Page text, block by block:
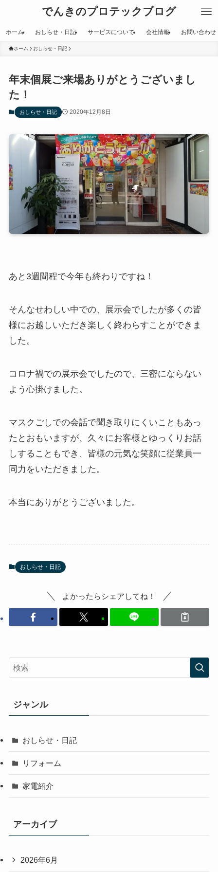
でんきのプロテックブログ
ホーム おしらせ・日記 サービスについて 会社情報 お問い合わせ
ホーム おしらせ・日記
年末個展ご来場ありがとうございまし
た！
おしらせ・日記 2020年12月8日
あと3週間程で今年も終わりですね！
そんなせわしい中での、展示会でしたが多くの皆
様にお越しいただき楽しく終わらすことができま
した。
コロナ禍での展示会でしたので、三密にならない
よう心掛けました。
マスクごしでの会話で聞き取りにくいこともあっ
たとおもいますが、久々にお客様とゆっくりお話
しすることもでき、皆様の元気な笑顔に従業員一
同力をいただきました。
本当にありがとうございました。
おしらせ・日記
よかったらシェアしてね！
ジャンル
おしらせ・日記
リフォーム
家電紹介
アーカイブ
2026年6月